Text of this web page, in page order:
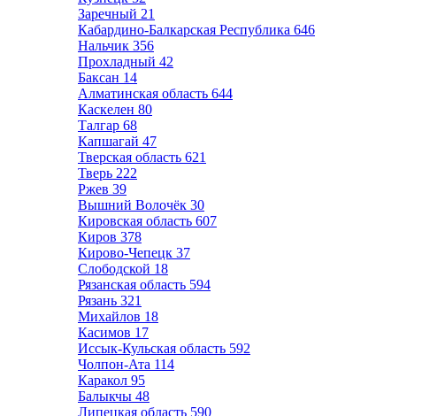
Заречный 21
Кабардино-Балкарская Республика 646
Нальчик 356
Прохладный 42
Баксан 14
Алматинская область 644
Каскелен 80
Талгар 68
Капшагай 47
Тверская область 621
Тверь 222
Ржев 39
Вышний Волочёк 30
Кировская область 607
Киров 378
Кирово-Чепецк 37
Слободской 18
Рязанская область 594
Рязань 321
Михайлов 18
Касимов 17
Иссык-Кульская область 592
Чолпон-Ата 114
Каракол 95
Балыкчы 48
Липецкая область 590